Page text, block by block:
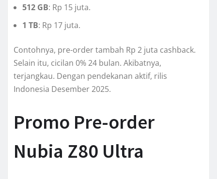
512 GB: Rp 15 juta.
1 TB: Rp 17 juta.
Contohnya, pre-order tambah Rp 2 juta cashback.
Selain itu, cicilan 0% 24 bulan. Akibatnya,
terjangkau. Dengan pendekanan aktif, rilis
Indonesia Desember 2025.
Promo Pre-order
Nubia Z80 Ultra